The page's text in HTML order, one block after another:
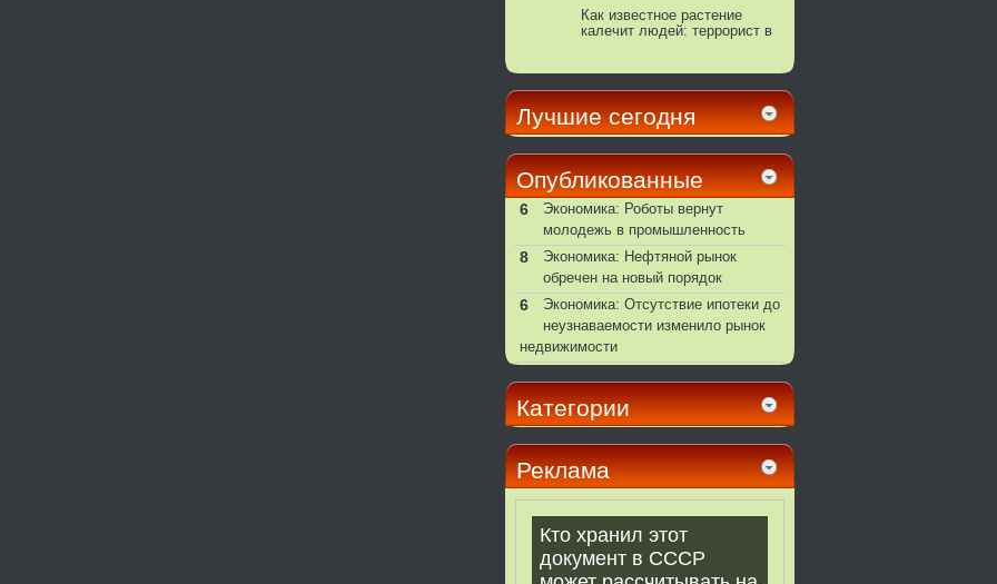
Как известное растение
калечит людей: террорист в
Лучшие сегодня
Опубликованные
6
Экономика: Роботы вернут
молодежь в промышленность
8
Экономика: Нефтяной рынок
обречен на новый порядок
6
Экономика: Отсутствие ипотеки до
неузнаваемости изменило рынок
недвижимости
Категории
Реклама